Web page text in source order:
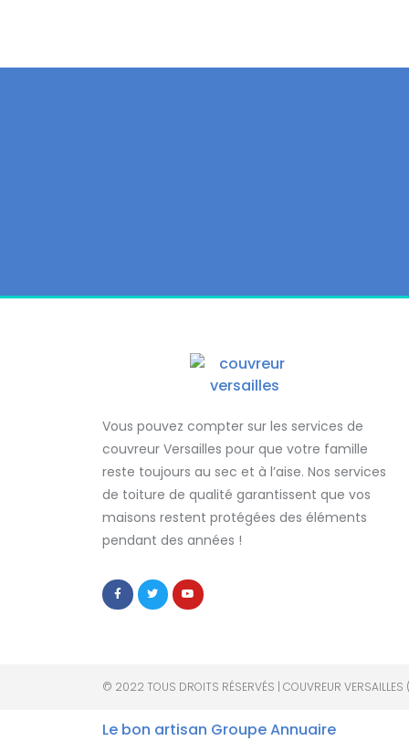
Vous pouvez compter sur les services de
couvreur Versailles pour que votre famille
reste toujours au sec et à l’aise. Nos services
de toiture de qualité garantissent que vos
maisons restent protégées des éléments
pendant des années !
© 2022 TOUS DROITS RÉSERVÉS | COUVREUR
Le bon artisan Groupe Annuaire